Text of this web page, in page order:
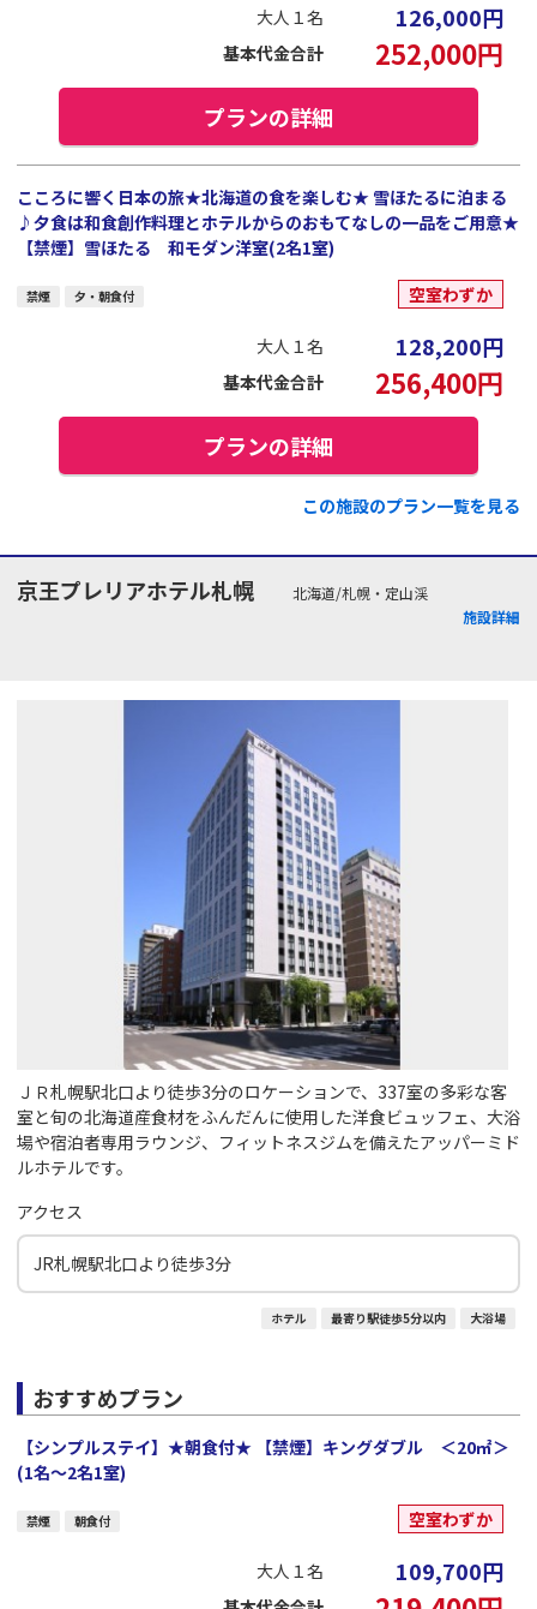
大人１名 126,000円
基本代金合計 252,000円
プランの詳細
こころに響く日本の旅★北海道の食を楽しむ★ 雪ほたるに泊まる
♪夕食は和食創作料理とホテルからのおもてなしの一品をご用意★
【禁煙】雪ほたる 和モダン洋室(2名1室)
禁煙 夕・朝食付 空室わずか
大人１名 128,200円
基本代金合計 256,400円
プランの詳細
この施設のプラン一覧を見る
京王プレリアホテル札幌
北海道/札幌・定山渓
施設詳細
ＪＲ札幌駅北口より徒歩3分のロケーションで、337室の多彩な客
室と旬の北海道産食材をふんだんに使用した洋食ビュッフェ、大浴
場や宿泊者専用ラウンジ、フィットネスジムを備えたアッパーミド
ルホテルです。
アクセス
JR札幌駅北口より徒歩3分
ホテル 最寄り駅徒歩5分以内 大浴場
おすすめプラン
【シンプルステイ】★朝食付★ 【禁煙】キングダブル ＜20㎡＞
(1名～2名1室)
禁煙 朝食付 空室わずか
大人１名 109,700円